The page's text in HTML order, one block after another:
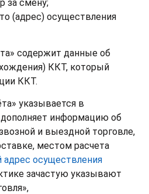
за смену;
(адрес) осуществления
содержит данные об
ККТ, который
ККТ.
указывается в
информацию об
и выездной торговле,
местом расчета
адрес осуществления
зачастую указывают